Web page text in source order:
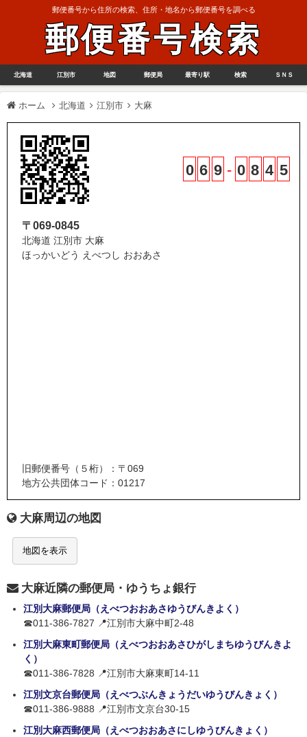
郵便番号から住所の検索、住所・地名から郵便番号を調べる
郵便番号検索
北海道 江別市 地図 郵便局 最寄り駅 検索 ＳＮＳ
ホーム 北海道 江別市 大麻
0 6 9 - 0 8 4 5
〒069-0845
北海道 江別市 大麻
ほっかいどう えべつし おおあさ
旧郵便番号（５桁）：〒069
地方公共団体コード：01217
大麻周辺の地図
地図を表示
大麻近隣の郵便局・ゆうちょ銀行
江別大麻郵便局（えべつおおあさゆうびんきよく）
☎011-386-7827 📍江別市大麻中町2-48
江別大麻東町郵便局（えべつおおあさひがしまちゆうびんきよ
く）
☎011-386-7828 📍江別市大麻東町14-11
江別文京台郵便局（えべつぶんきょうだいゆうびんきょく）
☎011-386-9888 📍江別市文京台30-15
江別大麻西郵便局（えべつおおあさにしゆうびんきょく）